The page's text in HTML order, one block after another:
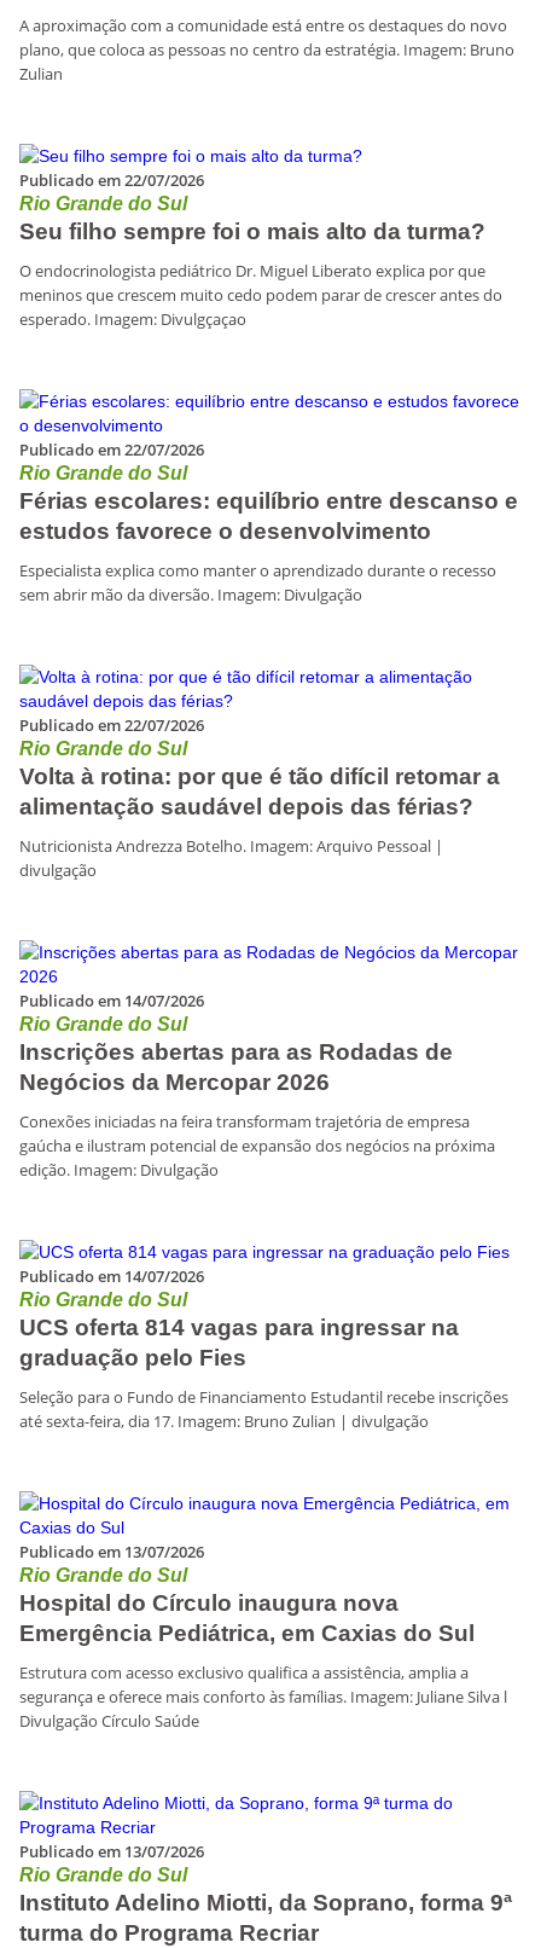
A aproximação com a comunidade está entre os destaques do novo
plano, que coloca as pessoas no centro da estratégia. Imagem: Bruno
Zulian
Publicado em 22/07/2026
Rio Grande do Sul
Seu filho sempre foi o mais alto da turma?
O endocrinologista pediátrico Dr. Miguel Liberato explica por que
meninos que crescem muito cedo podem parar de crescer antes do
esperado. Imagem: Divulgçaçao
Publicado em 22/07/2026
Rio Grande do Sul
Férias escolares: equilíbrio entre descanso e
estudos favorece o desenvolvimento
Especialista explica como manter o aprendizado durante o recesso
sem abrir mão da diversão. Imagem: Divulgação
Publicado em 22/07/2026
Rio Grande do Sul
Volta à rotina: por que é tão difícil retomar a
alimentação saudável depois das férias?
Nutricionista Andrezza Botelho. Imagem: Arquivo Pessoal |
divulgação
Publicado em 14/07/2026
Rio Grande do Sul
Inscrições abertas para as Rodadas de
Negócios da Mercopar 2026
Conexões iniciadas na feira transformam trajetória de empresa
gaúcha e ilustram potencial de expansão dos negócios na próxima
edição. Imagem: Divulgação
Publicado em 14/07/2026
Rio Grande do Sul
UCS oferta 814 vagas para ingressar na
graduação pelo Fies
Seleção para o Fundo de Financiamento Estudantil recebe inscrições
até sexta-feira, dia 17. Imagem: Bruno Zulian | divulgação
Publicado em 13/07/2026
Rio Grande do Sul
Hospital do Círculo inaugura nova
Emergência Pediátrica, em Caxias do Sul
Estrutura com acesso exclusivo qualifica a assistência, amplia a
segurança e oferece mais conforto às famílias. Imagem: Juliane Silva l
Divulgação Círculo Saúde
Publicado em 13/07/2026
Rio Grande do Sul
Instituto Adelino Miotti, da Soprano, forma 9ª
turma do Programa Recriar